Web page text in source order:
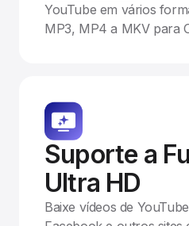
YouTube em vários
MP3, MP4 a MKV para
Suporte a
Ultra HD
Baixe vídeos de